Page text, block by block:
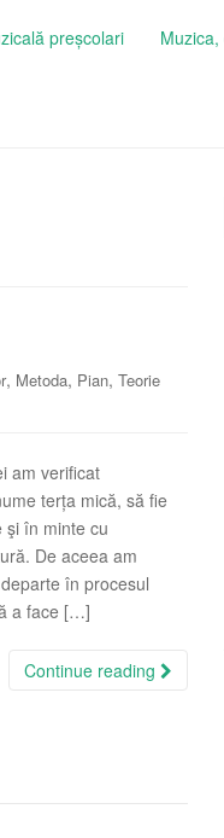
preșcolari
, Metoda, Pian, Teorie
am verificat
terța mică, să fie
şi în minte cu
De aceea am
în procesul
a face […]
Continue reading